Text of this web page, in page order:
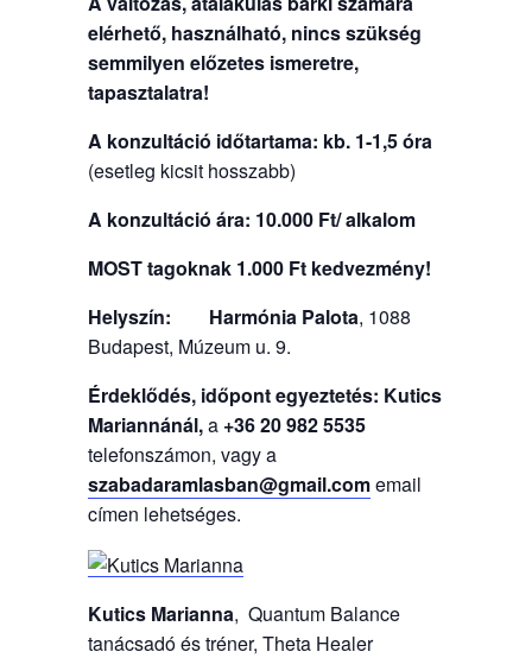
elérhető, használható, nincs szükség
semmilyen előzetes ismeretre,
tapasztalatra!
A konzultáció időtartama: kb. 1-1,5 óra
(esetleg kicsit hosszabb)
A konzultáció ára: 10.000 Ft/ alkalom
MOST tagoknak 1.000 Ft kedvezmény!
Helyszín:
Harmónia Palota, 1088
Budapest, Múzeum u. 9.
Érdeklődés, időpont egyeztetés: Kutics
Mariannánál,a +36 20 982 5535
telefonszámon, vagy a
szabadaramlasban@gmail.comemail
címen lehetséges.
Kutics Marianna, Quantum Balance
tanácsadó és tréner, Theta Healer